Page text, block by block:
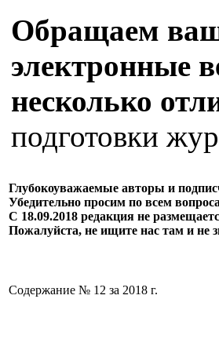
Обращаем
электронные
несколько
подготовки
Глубокоуважаемые авторы и
Убедительно просим по всем
С 18.09.2018 редакция не
Пожалуйста, не ищите нас там и не
Содержание № 12 за 2018 г.